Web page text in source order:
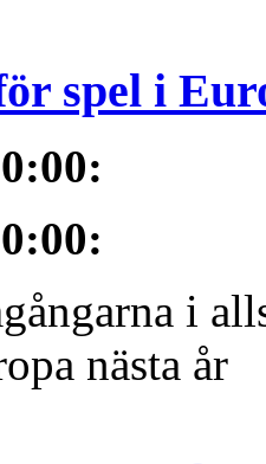
spel i
:
:
i
nästa år